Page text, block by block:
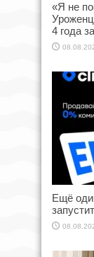
«Я не
4 года
Ещё